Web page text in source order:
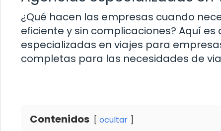
¿Qué hacen las empresas cuando
eficiente y sin complicaciones? Aquí
especializadas en viajes para
completas para las necesidades de
Contenidos ocultar